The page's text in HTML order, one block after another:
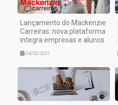
Lançamento do Mackenzie
Carreiras: nova plataforma
integra empresas e alunos
04/05/2021